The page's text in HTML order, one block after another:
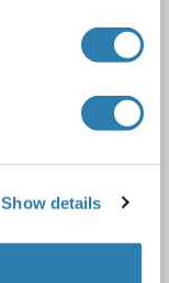
Show details